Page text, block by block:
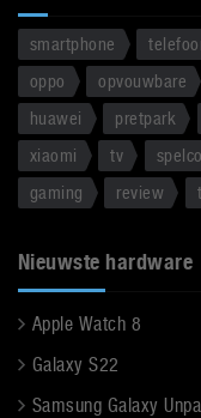
smartphone
oppo
opvouwbare
huawei
pretpark
xiaomi
tv
gaming
review
Nieuwste hardware
Apple Watch 8
Galaxy S22
Samsung Galaxy